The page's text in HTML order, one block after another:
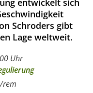
entwickelt sich
Schroders gibt
Lage weltweit.
Uhr
rem